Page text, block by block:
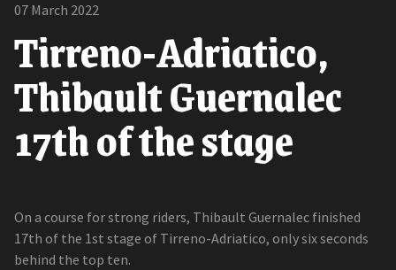
07 March 2022
Tirreno-Adriatico,
Thibault Guernalec
17th of the stage
On a course for strong riders, Thibault Guernalec finished
17th of the 1st stage of Tirreno-Adriatico, only six seconds
behind the top ten.